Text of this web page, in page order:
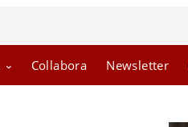
Collabora Newsletter